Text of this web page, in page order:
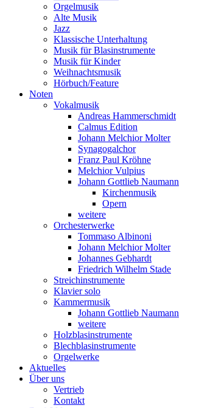
Orgelmusik
Alte Musik
Jazz
Klassische Unterhaltung
Musik für Blasinstrumente
Musik für Kinder
Weihnachtsmusik
Hörbuch/Feature
Noten
Vokalmusik
Andreas Hammerschmidt
Calmus Edition
Johann Melchior Molter
Synagogalchor
Franz Paul Kröhne
Melchior Vulpius
Johann Gottlieb Naumann
Kirchenmusik
Opern
weitere
Orchesterwerke
Tommaso Albinoni
Johann Melchior Molter
Johannes Gebhardt
Friedrich Wilhelm Stade
Streichinstrumente
Klavier solo
Kammermusik
Johann Gottlieb Naumann
weitere
Holzblasinstrumente
Blechblasinstrumente
Orgelwerke
Aktuelles
Über uns
Vertrieb
Kontakt